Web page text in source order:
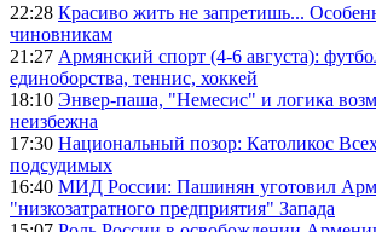
22:28 Красиво жить не запретишь...
чиновникам
21:27 Армянский спорт (4-6 августа):
единоборства, теннис, хоккей
18:10 Энвер-паша, "Немесис" и логика
неизбежна
17:30 Национальный позор: Католикос
подсудимых
16:40 МИД России: Пашинян уготовил
"низкозатратного предприятия" Запада